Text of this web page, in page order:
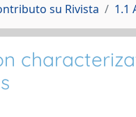
su Rivista 1.1